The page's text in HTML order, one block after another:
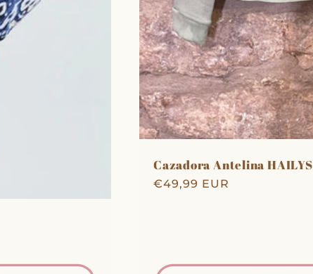
Cazadora Antelina HAILYS
Precio
€49,99 EUR